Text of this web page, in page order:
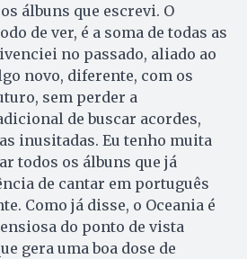
álbuns que escrevi. O
de ver, é a soma de todas as
no passado, aliado ao
novo, diferente, com os
sem perder a
de buscar acordes,
inusitadas. Eu tenho muita
todos os álbuns que já
de cantar em português
Como já disse, o Oceania é
do ponto de vista
gera uma boa dose de